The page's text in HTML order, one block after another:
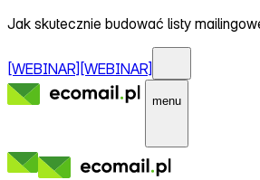
Jak skutecznie budować listy
[WEBINAR] [WEBINAR]
menu